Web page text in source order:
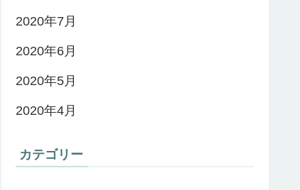
2020年7月
2020年6月
2020年5月
2020年4月
カテゴリー